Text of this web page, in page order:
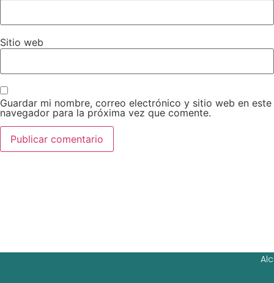
Sitio web
Guardar mi nombre, correo electrónico y sitio web en este
navegador para la próxima vez que comente.